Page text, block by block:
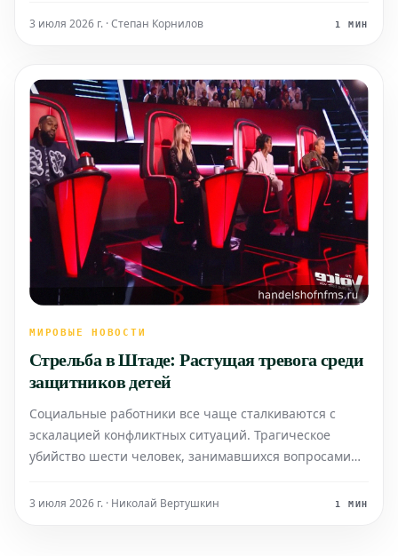
3 июля 2026 г. · Степан Корнилов 1 МИН
МИРОВЫЕ НОВОСТИ
Стрельба в Штаде: Растущая тревога среди
защитников детей
Социальные работники все чаще сталкиваются с
эскалацией конфликтных ситуаций. Трагическое
убийство шести человек, занимавшихся вопросами
обеспокоенность. Что теперь требуют пострадавшие?
3 июля 2026 г. · Николай Вертушкин 1 МИН